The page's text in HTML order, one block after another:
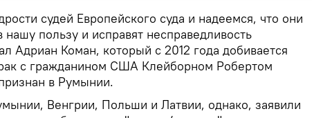
судей Европейского суда и надеемся, что они
пользу и исправят несправедливость
Адриан Коман, который с 2012 года добивается
с гражданином США Клейборном Робертом
в Румынии.
Венгрии, Польши и Латвии, однако, заявили